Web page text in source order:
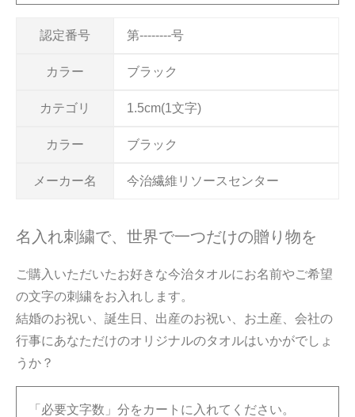
認定番号 第--------号
カラー ブラック
カテゴリ 1.5cm(1文字)
カラー ブラック
メーカー名 今治繊維リソースセンター
名入れ刺繍で、世界で一つだけの贈り物を
ご購入いただいたお好きな今治タオルにお名前やご希望
の文字の刺繍をお入れします。
結婚のお祝い、誕生日、出産のお祝い、お土産、会社の
行事にあなただけのオリジナルのタオルはいかがでしょ
うか？
「必要文字数」分をカートに入れてください。